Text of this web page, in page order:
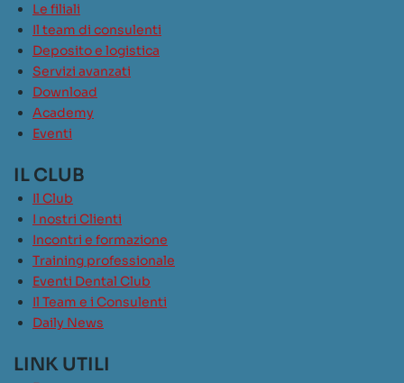
Le filiali
Il team di consulenti
Deposito e logistica
Servizi avanzati
Download
Academy
Eventi
IL CLUB
Il Club
I nostri Clienti
Incontri e formazione
Training professionale
Eventi Dental Club
Il Team e i Consulenti
Daily News
LINK UTILI